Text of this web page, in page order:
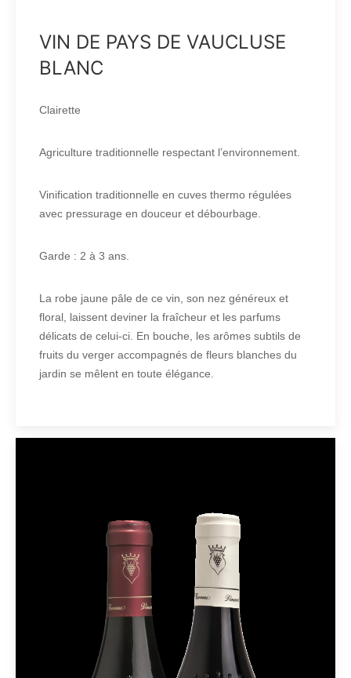
VIN DE PAYS DE VAUCLUSE
BLANC
Clairette
Agriculture traditionnelle respectant l’environnement.
Vinification traditionnelle en cuves thermo régulées
avec pressurage en douceur et débourbage.
Garde : 2 à 3 ans.
La robe jaune pâle de ce vin, son nez généreux et
floral, laissent deviner la fraîcheur et les parfums
délicats de celui-ci. En bouche, les arômes subtils de
fruits du verger accompagnés de fleurs blanches du
jardin se mêlent en toute élégance.